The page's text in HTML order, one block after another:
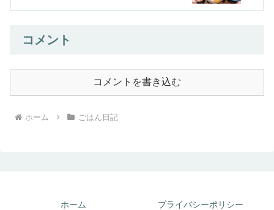
コメント
コメントを書き込む
ホーム ごはん日記
ホーム
プライバシーポリシー